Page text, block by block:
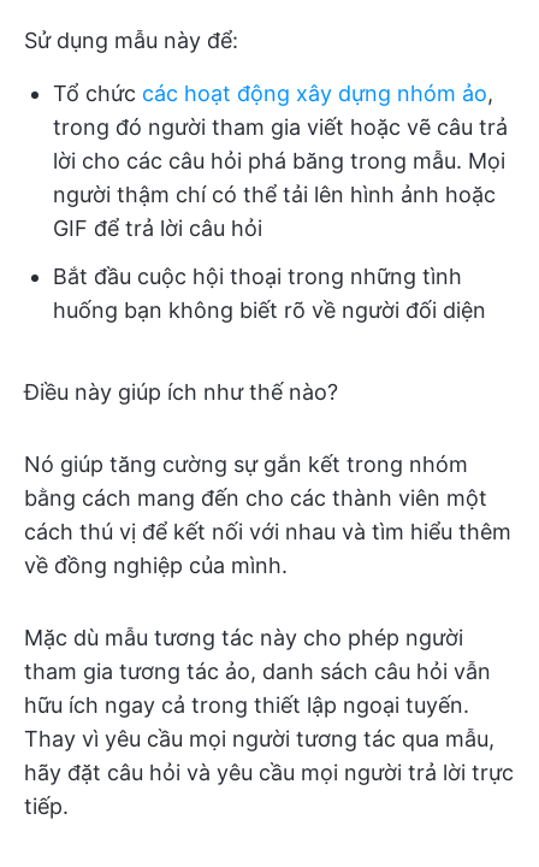
Sử dụng mẫu này để:
Tổ chức các hoạt động xây dựng nhóm ảo,
trong đó người tham gia viết hoặc vẽ câu trả
lời cho các câu hỏi phá băng trong mẫu. Mọi
người thậm chí có thể tải lên hình ảnh hoặc
GIF để trả lời câu hỏi
Bắt đầu cuộc hội thoại trong những tình
huống bạn không biết rõ về người đối diện
Điều này giúp ích như thế nào?
Nó giúp tăng cường sự gắn kết trong nhóm
bằng cách mang đến cho các thành viên một
cách thú vị để kết nối với nhau và tìm hiểu thêm
về đồng nghiệp của mình.
Mặc dù mẫu tương tác này cho phép người
tham gia tương tác ảo, danh sách câu hỏi vẫn
hữu ích ngay cả trong thiết lập ngoại tuyến.
Thay vì yêu cầu mọi người tương tác qua mẫu,
hãy đặt câu hỏi và yêu cầu mọi người trả lời trực
tiếp.